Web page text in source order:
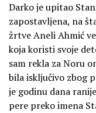
Darko je upitao
zapostavljena, na
žrtve Aneli Ahmić
koja koristi svoje
sam rekla za Noru
bila isključivo zbog
je godinu dana
pere preko imena